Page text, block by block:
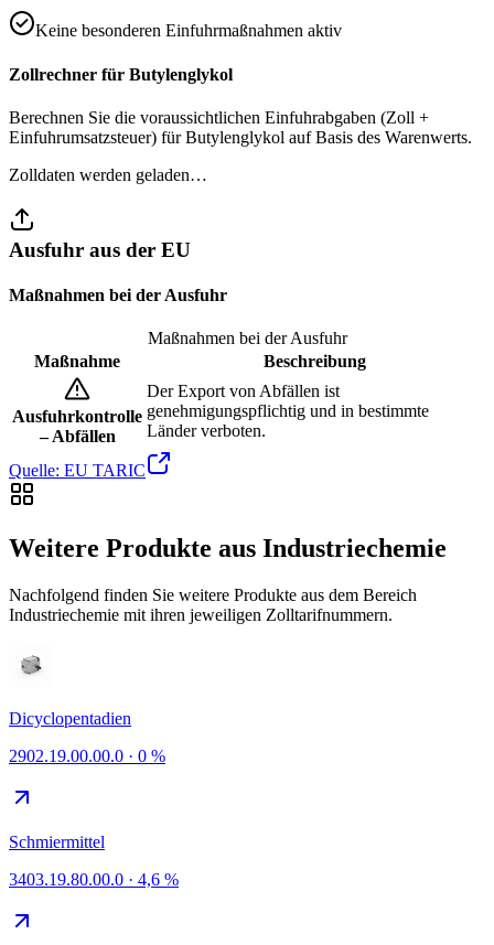
Keine besonderen Einfuhrmaßnahmen aktiv
Zollrechner für Butylenglykol
Berechnen Sie die voraussichtlichen Einfuhrabgaben (Zoll +
Einfuhrumsatzsteuer) für Butylenglykol auf Basis des Warenwerts.
Zolldaten werden geladen…
Ausfuhr aus der EU
Maßnahmen bei der Ausfuhr
Maßnahmen bei der Ausfuhr
Maßnahme
Beschreibung
Ausfuhrkontrolle
– Abfällen
Der Export von Abfällen ist
genehmigungspflichtig und in bestimmte
Länder verboten.
Quelle: EU TARIC
Weitere Produkte aus Industriechemie
Nachfolgend finden Sie weitere Produkte aus dem Bereich
Industriechemie mit ihren jeweiligen Zolltarifnummern.
Dicyclopentadien
2902.19.00.00.0 · 0 %
Schmiermittel
3403.19.80.00.0 · 4,6 %